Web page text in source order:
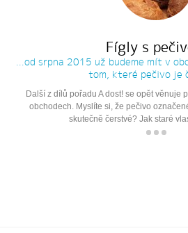
Fígly s
...od srpna 2015 už budeme mít v
tom, které pečivo je
Další z dílů pořadu A dost! se opět věnuje
obchodech. Myslíte si, že pečivo
skutečně čerstvé? Jak staré